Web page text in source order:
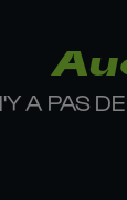
A PAS